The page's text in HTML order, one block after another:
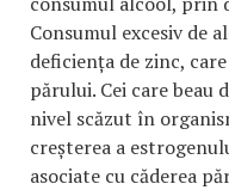
Consumul excesiv de
deficiența de zinc,
părului. Cei care beau
nivel scăzut în
creșterea a
asociate cu căderea